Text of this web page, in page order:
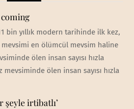
bin yıllık modern tarihinde ilk kez,
mevsimi en ölümcül mevsim haline
ölen insan sayısı hızla
mevsiminde ölen insan sayısı hızla
şeyle irtibatlı’